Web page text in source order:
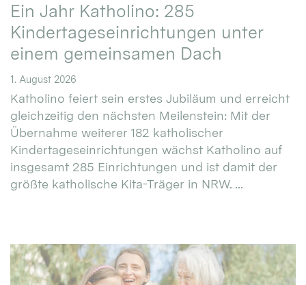
Ein Jahr Katholino: 285
Kindertageseinrichtungen unter
einem gemeinsamen Dach
1. August 2026
Katholino feiert sein erstes Jubiläum und erreicht
gleichzeitig den nächsten Meilenstein: Mit der
Übernahme weiterer 182 katholischer
Kindertageseinrichtungen wächst Katholino auf
insgesamt 285 Einrichtungen und ist damit der
größte katholische Kita-Träger in NRW. ...